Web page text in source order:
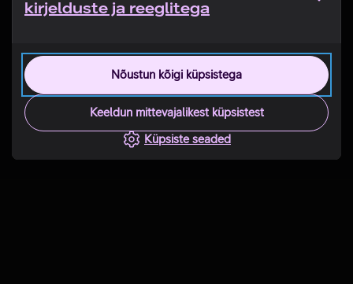
kirjelduste ja reeglitega
Nõustun kõigi küpsistega
Keeldun mittevajalikest küpsistest
Küpsiste seaded